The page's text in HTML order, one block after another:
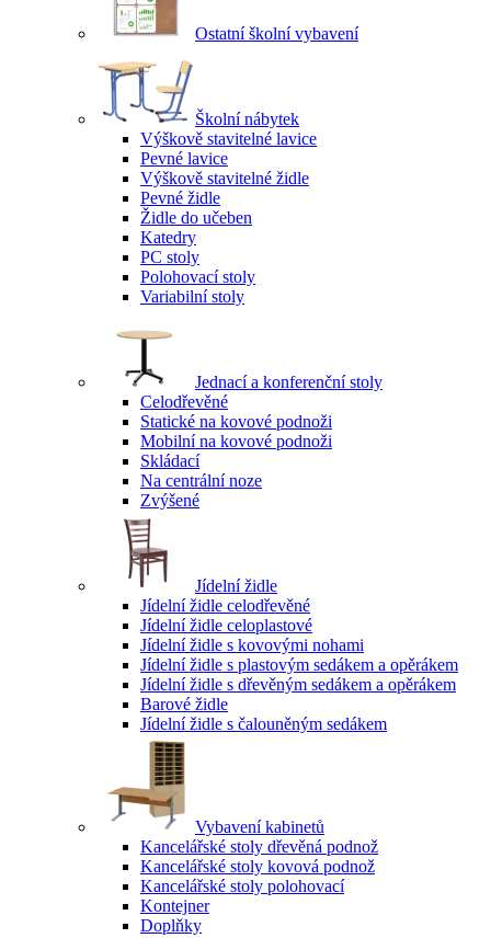
Ostatní školní vybavení
Školní nábytek
Výškově stavitelné lavice
Pevné lavice
Výškově stavitelné židle
Pevné židle
Židle do učeben
Katedry
PC stoly
Polohovací stoly
Variabilní stoly
Jednací a konferenční stoly
Celodřevěné
Statické na kovové podnoži
Mobilní na kovové podnoži
Skládací
Na centrální noze
Zvýšené
Jídelní židle
Jídelní židle celodřevěné
Jídelní židle celoplastové
Jídelní židle s kovovými nohami
Jídelní židle s plastovým sedákem a opěrákem
Jídelní židle s dřevěným sedákem a opěrákem
Barové židle
Jídelní židle s čalouněným sedákem
Vybavení kabinetů
Kancelářské stoly dřevěná podnož
Kancelářské stoly kovová podnož
Kancelářské stoly polohovací
Kontejner
Doplňky